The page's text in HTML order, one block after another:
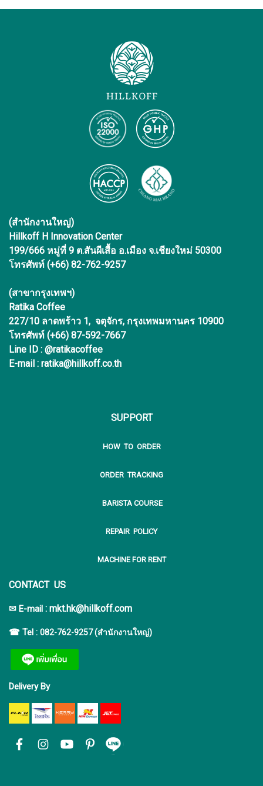
(สำนักงานใหญ่)
Hillkoff H Innovation Center
199/666 หมู่ที่ 9 ต.สันผีเสื้อ อ.เมือง จ.เชียงใหม่ 50300
โทรศัพท์ (+66) 82-762-9257
(สาขากรุงเทพฯ)
Ratika Coffee
227/10 ลาดพร้าว 1, จตุจักร, กรุงเทพมหานคร 10900
โทรศัพท์ (+66) 87-592-7667
Line ID : @ratikacoffee
E-mail : ratika@hillkoff.co.th
SUPPORT
HOW TO ORDER
ORDER TRACKING
BARISTA COURSE
REPAIR POLICY
MACHINE FOR RENT
CONTACT US
✉ E-mail : mkt.hk@hillkoff.com
☎ Tel : 082-762-9257 (สำนักงานใหญ่)
Delivery By